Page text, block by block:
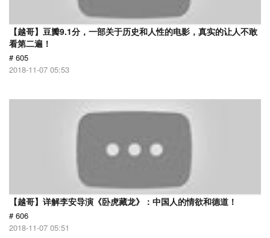
【越哥】豆瓣9.1分，一部关于历史和人性的电影，真实的让人不敢
看第二遍！
# 605
2018-11-07 05:53
【越哥】详解李安导演《卧虎藏龙》：中国人的情欲和德道！
# 606
2018-11-07 05:51